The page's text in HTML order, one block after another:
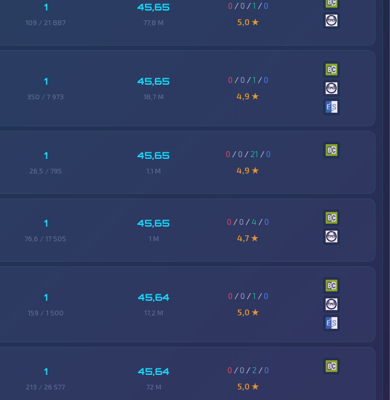
1
109 / 21 887
45,65
77,8 M
0 / 0 /1 /0
5,0 ★
1
350 / 7 973
45,65
18,7 M
0 / 0 /1 /0
4,9 ★
1
26,5 / 795
45,65
1,1 M
0 / 0 / 21 /0
4,9 ★
1
76,6 / 17 505
45,65
1 M
0 / 0 / 4 /0
4,7 ★
1
159 / 1 500
45,64
17,2 M
0 / 0 /1 /0
5,0 ★
1
213 / 26 577
45,64
72 M
0 / 0 / 2 /0
5,0 ★